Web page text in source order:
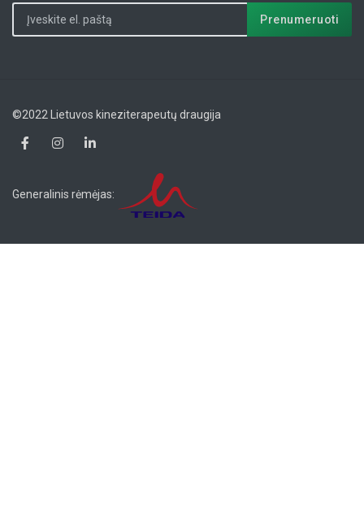
©2022 Lietuvos kineziterapeutų draugija
Generalinis rėmėjas: